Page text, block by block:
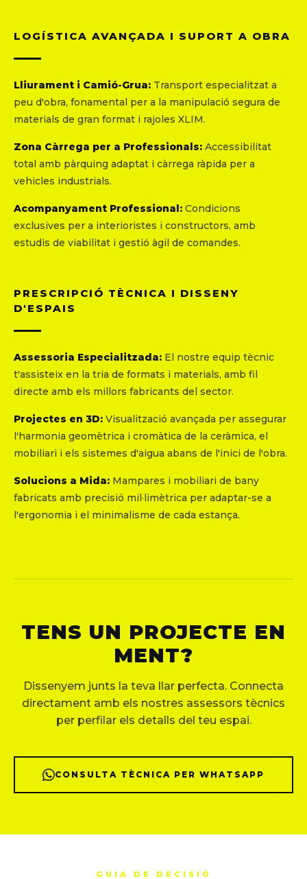
LOGÍSTICA AVANÇADA I SUPORT A OBRA
Lliurament i Camió-Grua: Transport especialitzat a
peu d'obra, fonamental per a la manipulació segura de
materials de gran format i rajoles XLIM.
Zona Càrrega per a Professionals: Accessibilitat
total amb pàrquing adaptat i càrrega ràpida per a
vehicles industrials.
Acompanyament Professional: Condicions
exclusives per a interioristes i constructors, amb
estudis de viabilitat i gestió àgil de comandes.
PRESCRIPCIÓ TÈCNICA I DISSENY
D'ESPAIS
Assessoria Especialitzada: El nostre equip tècnic
t'assisteix en la tria de formats i materials, amb fil
directe amb els millors fabricants del sector.
Projectes en 3D: Visualització avançada per assegurar
l'harmonia geomètrica i cromàtica de la ceràmica, el
mobiliari i els sistemes d'aigua abans de l'inici de l'obra.
Solucions a Mida: Mampares i mobiliari de bany
fabricats amb precisió mil·limètrica per adaptar-se a
l'ergonomia i el minimalisme de cada estança.
TENS UN PROJECTE EN
MENT?
Dissenyem junts la teva llar perfecta. Connecta
directament amb els nostres assessors tècnics
per perfilar els detalls del teu espai.
CONSULTA TÈCNICA PER WHATSAPP
GUIA DE DECISIÓ